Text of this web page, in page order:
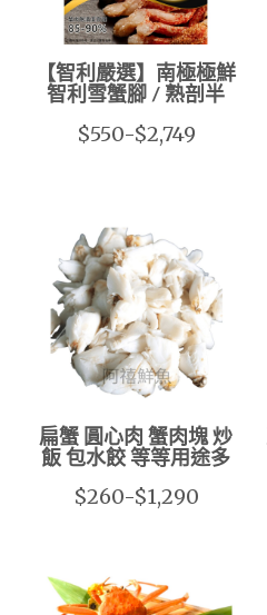
【智利嚴選】南極極鮮
智利雪蟹腳 / 熟剖半
$550-$2,749
扁蟹 圓心肉 蟹肉塊 炒
飯 包水餃 等等用途多
$260-$1,290